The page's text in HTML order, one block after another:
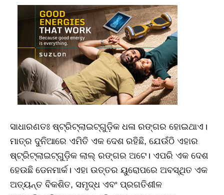
ସାଧାରଣତଃ ଷ୍ଟ୍ରିଟ୍‌ଲାଇଟ୍‌ଗୁଡ଼ିକ ଧଳା ରଙ୍ଗର ହୋଇଥାଏ।
ମାତ୍ର ଦୁନିଆରେ ଏମିତି ଏକ ଦେଶ ରହିଛି, ଯେଉଁଠି ଏହାର
ଷ୍ଟ୍ରିଟ୍‌ଲାଇଟ୍‌ଗୁଡ଼ିକ ଲାଲ୍‌ ରଙ୍ଗର ଅଟେ। ଏପରି ଏକ ଦେଶ
ହେଉଛି ଡେନମାର୍କ। ଏହା ଉତ୍ତର ୟୁରୋପରେ ଅବସ୍ଥିତ ଏକ
ଅତ୍ୟନ୍ତ ବିକଶିତ, ସମୃଦ୍ଧ ଏବଂ ପ୍ରଗତିଶୀଳ